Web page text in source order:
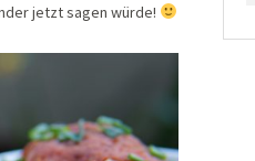
jetzt sagen würde!